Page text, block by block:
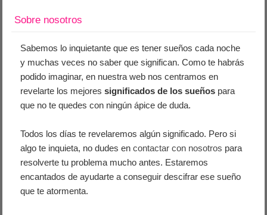
Sobre nosotros
Sabemos lo inquietante que es tener sueños cada noche
y muchas veces no saber que significan. Como te habrás
podido imaginar, en nuestra web nos centramos en
revelarte los mejoressignificados de los sueños para
que no te quedes con ningún ápice de duda.
Todos los días te revelaremos algún significado. Pero si
algo te inquieta, no dudes encontactar con nosotros para
resolverte tu problema mucho antes. Estaremos
encantados de ayudarte a conseguir descifrar ese sueño
que te atormenta.